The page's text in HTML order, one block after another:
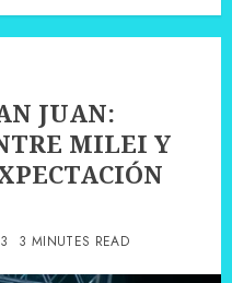
JUAN:
MILEI Y
3 MINUTES READ